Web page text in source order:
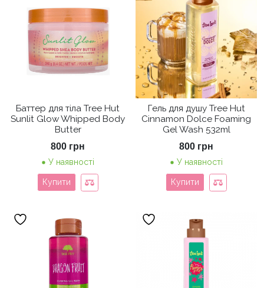
Баттер для тіла Tree Hut
Sunlit Glow Whipped Body
Butter
800 грн
У наявності
Купити
Гель для душу Tree Hut
Cinnamon Dolce Foaming
Gel Wash 532ml
800 грн
У наявності
Купити